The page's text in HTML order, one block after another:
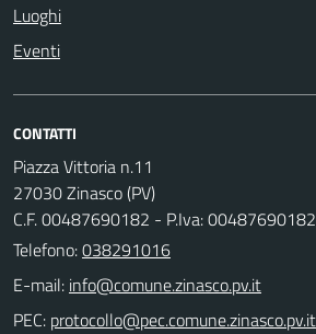
Luoghi
Eventi
CONTATTI
Piazza Vittoria n.11
27030 Zinasco (PV)
C.F. 00487690182 - P.Iva: 00487690182
Telefono:038291016
E-mail:
PEC: